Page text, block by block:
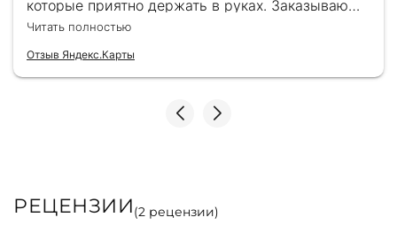
которые приятно держать в руках. Заказываю
здесь уже второй раз для бизнес-партнеров,
всегда всё безупречно — от общения с
консультантами до качества самих книг.
Однозначно рекомендую
Читать полностью
Отзыв Яндекс.Карты
РЕЦЕНЗИИ(2 рецензии)